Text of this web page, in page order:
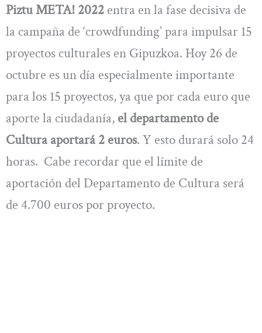
Piztu META! 2022 entra en la fase decisiva de
la campaña de ‘crowdfunding’ para impulsar 15
proyectos culturales en Gipuzkoa. Hoy 26 de
octubre es un día especialmente importante
para los 15 proyectos, ya que por cada euro que
aporte la ciudadanía, el departamento de
Cultura aportará 2 euros. Y esto durará solo 24
horas. Cabe recordar que el límite de
aportación del Departamento de Cultura será
de 4.700 euros por proyecto.